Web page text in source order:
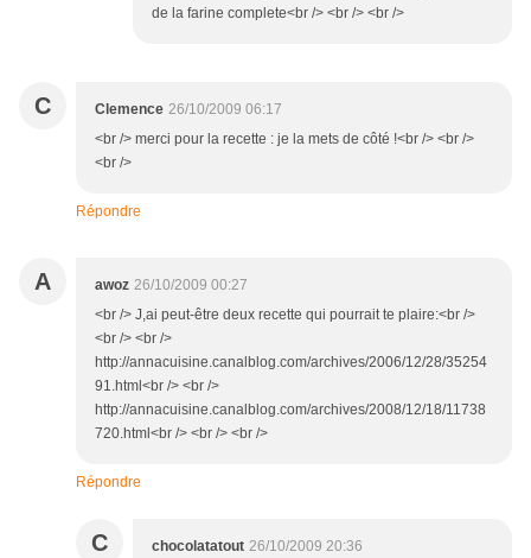
de la farine complete<br /> <br /> <br />
C Clemence 26/10/2009 06:17
<br /> merci pour la recette : je la mets de côté !<br /> <br />
<br />
Répondre
A awoz 26/10/2009 00:27
<br /> J,ai peut-être deux recette qui pourrait te plaire:<br />
<br /> <br />
http://annacuisine.canalblog.com/archives/2006/12/28/35254
91.html<br /> <br />
http://annacuisine.canalblog.com/archives/2008/12/18/11738
720.html<br /> <br /> <br />
Répondre
C chocolatatout 26/10/2009 20:36